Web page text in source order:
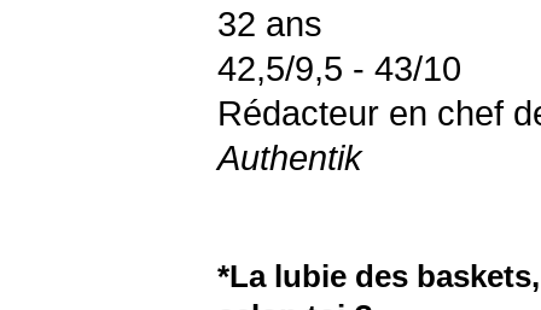
32 ans
42,5/9,5 - 43/10
Rédacteur en chef
Authentik
*La lubie des